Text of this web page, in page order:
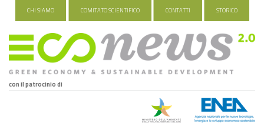
CHI SIAMO COMITATO SCIENTIFICO CONTATTI STORICO
con il patrocinio di